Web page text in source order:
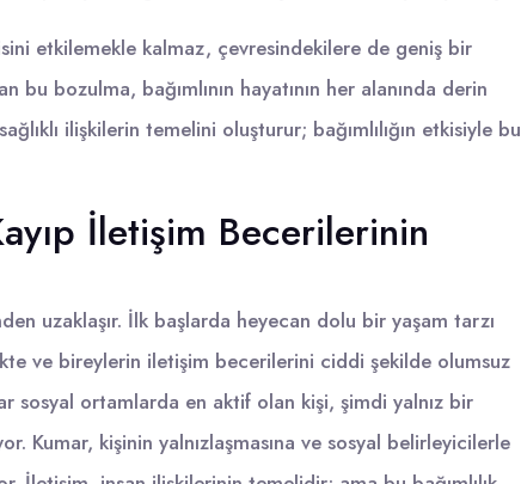
etkilemekle kalmaz, çevresindekilere de geniş bir
bozulma, bağımlının hayatının her alanında derin
ilişkilerin temelini oluşturur; bağımlılığın etkisiyle bu
İletişim Becerilerinin
uzaklaşır. İlk başlarda heyecan dolu bir yaşam tarzı
ve bireylerin iletişim becerilerini ciddi şekilde olumsuz
sosyal ortamlarda en aktif olan kişi, şimdi yalnız bir
Kumar, kişinin yalnızlaşmasına ve sosyal belirleyicilerle